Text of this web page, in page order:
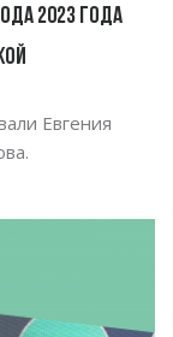
2023 года
Евгения